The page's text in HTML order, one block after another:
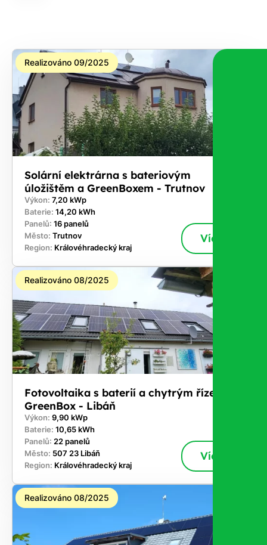
nárok.
Stačí
nám dát
vědět -
a nic Vás
to
nestojí.
Realizováno 09/2025
Solární elektrárna s bateriovým
úložištěm a GreenBoxem - Trutnov
Výkon: 7,20 kWp
Baterie: 14,20 kWh
Panelů: 16 panelů
Město: Trutnov
Region: Královéhradecký kraj
Více
Realizováno 08/2025
Fotovoltaika s baterií a chytrým řízením
GreenBox - Libáň
Výkon: 9,90 kWp
Baterie: 10,65 kWh
Panelů: 22 panelů
Město: 507 23 Libáň
Region: Královéhradecký kraj
Více
Realizováno 08/2025